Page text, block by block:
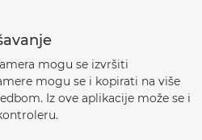
mogu se izvršiti
mogu se i kopirati na više
Iz ove aplikacije može se i